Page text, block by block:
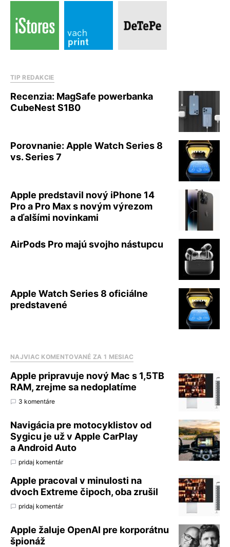
TIP REDAKCIE
Recenzia: MagSafe powerbanka
CubeNest S1B0
Porovnanie: Apple Watch Series 8
vs. Series 7
Apple predstavil nový iPhone 14
Pro a Pro Max s novým výrezom
a ďalšími novinkami
AirPods Pro majú svojho nástupcu
Apple Watch Series 8 oficiálne
predstavené
NAJVIAC KOMENTOVANÉ ZA 1 MESIAC
Apple pripravuje nový Mac s 1,5TB
RAM, zrejme sa nedoplatíme
3 komentáre
Navigácia pre motocyklistov od
Sygicu je už v Apple CarPlay
a Android Auto
pridaj komentár
Apple pracoval v minulosti na
dvoch Extreme čipoch, oba zrušil
pridaj komentár
Apple žaluje OpenAI pre korporátnu
špionáž